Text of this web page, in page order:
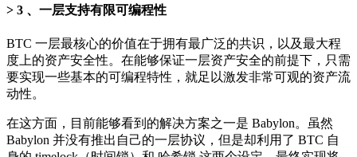
3 、一层支持有限可编程性
BTC 一层最核心的价值在于拥有最广泛的共识，以及最大程
度上的资产安全性。在能够保证一层资产安全的前提下，只需
要实现一些基本的可编程特性，就足以激发非常可观的资产流
动性。
在这方面，目前能够看到的解决方案之一是 Babylon。虽然
Babylon 并没有推出自己的一层协议，但是却利用了 BTC 自